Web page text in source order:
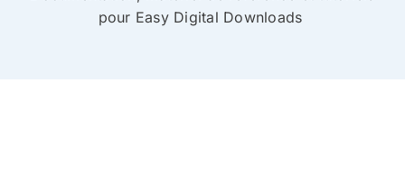
pour Easy Digital Downloads